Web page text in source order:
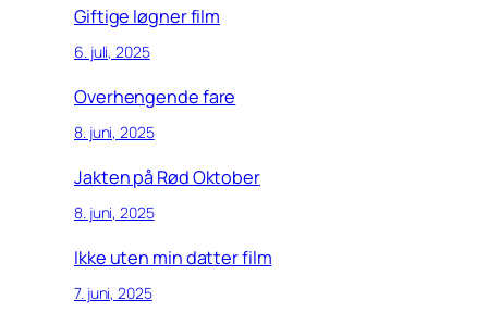
Giftige løgner film
6. juli, 2025
Overhengende fare
8. juni, 2025
Jakten på Rød Oktober
8. juni, 2025
Ikke uten min datter film
7. juni, 2025